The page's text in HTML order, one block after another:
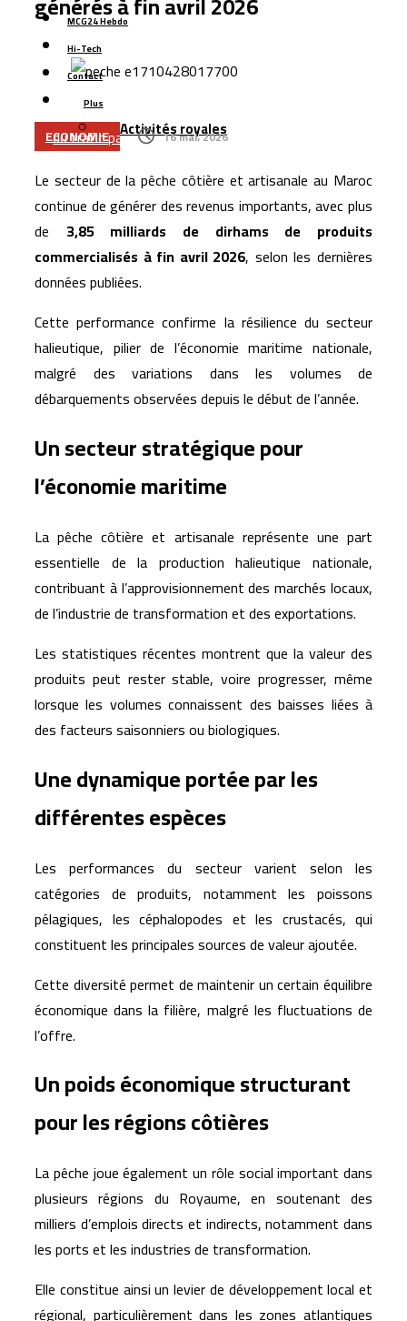
La Bourse de Casablanca lance une nouvelle plateforme
numérique pour améliorer l’accès aux données de
marché
L’aéroport Rabat-Salé enregistre une hausse de 14,8 %
du trafic passagers au premier semestre 2026
Silicon Valley
Le Maroc lance son plus grand programme de liaisons
aériennes avec Ryanair pour l’hiver 2026
La Bourse de Casablanca porte le flottant de CIH Bank
MCG24 Hebdo
Hi-Tech
Contact
Plus
Activités royales
ECONOMIE 16 mai، 2026
Le secteur de la pêche côtière et artisanale au Maroc
continue de générer des revenus importants, avec plus
de 3,85 milliards de dirhams de produits
commercialisés à fin avril 2026, selon les dernières
données publiées.
Cette performance confirme la résilience du secteur
halieutique, pilier de l’économie maritime nationale,
malgré des variations dans les volumes de
débarquements observées depuis le début de l’année.
Un secteur stratégique pour
l’économie maritime
La pêche côtière et artisanale représente une part
essentielle de la production halieutique nationale,
contribuant à l’approvisionnement des marchés locaux,
de l’industrie de transformation et des exportations.
Les statistiques récentes montrent que la valeur des
produits peut rester stable, voire progresser, même
lorsque les volumes connaissent des baisses liées à
des facteurs saisonniers ou biologiques.
Une dynamique portée par les
différentes espèces
Les performances du secteur varient selon les
catégories de produits, notamment les poissons
pélagiques, les céphalopodes et les crustacés, qui
constituent les principales sources de valeur ajoutée.
Cette diversité permet de maintenir un certain équilibre
économique dans la filière, malgré les fluctuations de
l’offre.
Un poids économique structurant
pour les régions côtières
La pêche joue également un rôle social important dans
plusieurs régions du Royaume, en soutenant des
milliers d’emplois directs et indirects, notamment dans
les ports et les industries de transformation.
Elle constitue ainsi un levier de développement local et
régional, particulièrement dans les zones atlantiques